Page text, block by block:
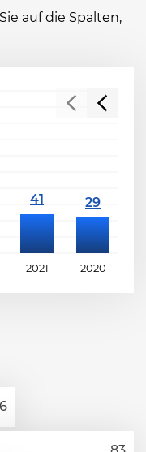
auf die Spalten,
2021 2020